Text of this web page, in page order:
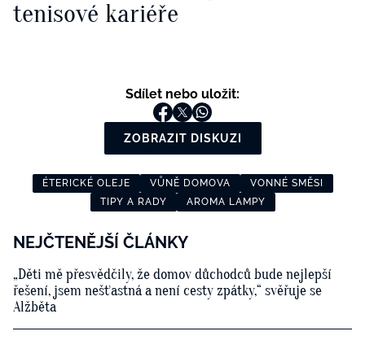
tenisové kariéře
Sdílet nebo uložit:
ZOBRAZIT DISKUZI
ÉTERICKÉ OLEJE VŮNĚ DOMOVA
VONNÉ SMĚSI
TIPY A RADY
AROMA LAMPY
NEJČTENĚJŠÍ ČLÁNKY
„Děti mě přesvědčily, že domov důchodců bude nejlepší
řešení, jsem nešťastná a není cesty zpátky,“ svěřuje se
Alžběta